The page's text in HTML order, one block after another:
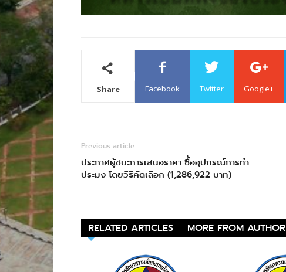
Share Facebook Twitter Google+
Previous article
ประกาศผู้ชนะการเสนอราคา ซื้ออุปกรณ์การทำ
ประมง โดยวิธีคัดเลือก (1,286,922 บาท)
RELATED ARTICLES MORE FROM AUTHOR